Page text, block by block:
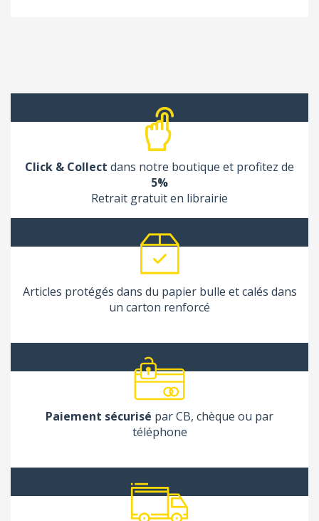
Click & Collect dans notre boutique et profitez de
5%
Retrait gratuit en librairie
Articles protégés dans du papier bulle et calés dans
un carton renforcé
Paiement sécurisé par CB, chèque ou par
téléphone